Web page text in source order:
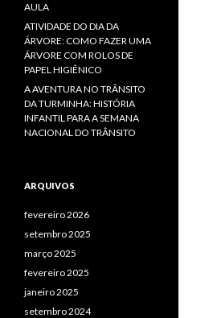
AULA
ATIVIDADE DO DIA DA
ÁRVORE: COMO FAZER UMA
ÁRVORE COM ROLOS DE
PAPEL HIGIÊNICO
A AVENTURA NO TRÂNSITO
DA TURMINHA: HISTÓRIA
INFANTIL PARA A SEMANA
NACIONAL DO TRÂNSITO
ARQUIVOS
fevereiro 2026
setembro 2025
março 2025
fevereiro 2025
janeiro 2025
setembro 2024